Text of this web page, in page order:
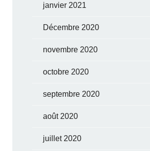
janvier 2021
Décembre 2020
novembre 2020
octobre 2020
septembre 2020
août 2020
juillet 2020